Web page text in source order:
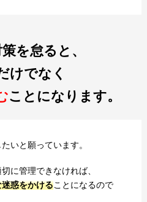
を怠ると、
けでなく
ことになります。
いと願っています。
に管理できなければ、
惑をかけることになるので